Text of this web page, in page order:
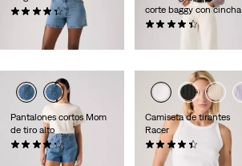
(217)
corte baggy con cincha
Pantalones cortos Mom
de tiro alto
(353)
49,00 €
Camiseta de tirantes
Racer
27,00 €